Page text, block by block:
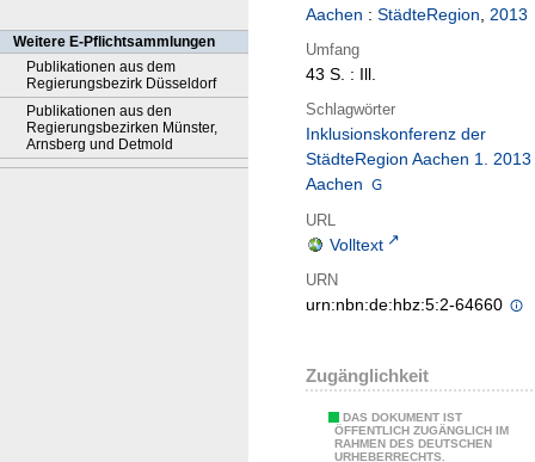
Weitere E-Pflichtsammlungen
Publikationen aus dem
Regierungsbezirk Düsseldorf
Publikationen aus den
Regierungsbezirken Münster,
Arnsberg und Detmold
Aachen : StädteRegion, 2013
Umfang
43 S. : Ill.
Schlagwörter
Inklusionskonferenz der
StädteRegion Aachen 1. 2013
Aachen
URL
Volltext
URN
urn:nbn:de:hbz:5:2-64660
Zugänglichkeit
DAS DOKUMENT IST
ÖFFENTLICH ZUGÄNGLICH IM
RAHMEN DES DEUTSCHEN
URHEBERRECHTS.